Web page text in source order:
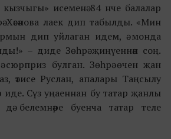
исеменә 84 нче балалар
Хәсәнова лаек дип табылды. «Мин
дип уйлаган идем, ә монда
– диде Зөһрә җиңүеннән соң.
сюрприз булган. Зөһрә өчен җан
әтисе Руслан, апалары Таңсылу
иде. Сүз уңаеннан бу татар җанлы
дә белемнәре буенча татар теле